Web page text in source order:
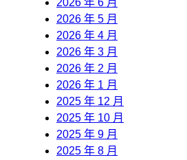
2026 年 5 月
2026 年 4 月
2026 年 3 月
2026 年 2 月
2026 年 1 月
2025 年 12 月
2025 年 10 月
2025 年 9 月
2025 年 8 月